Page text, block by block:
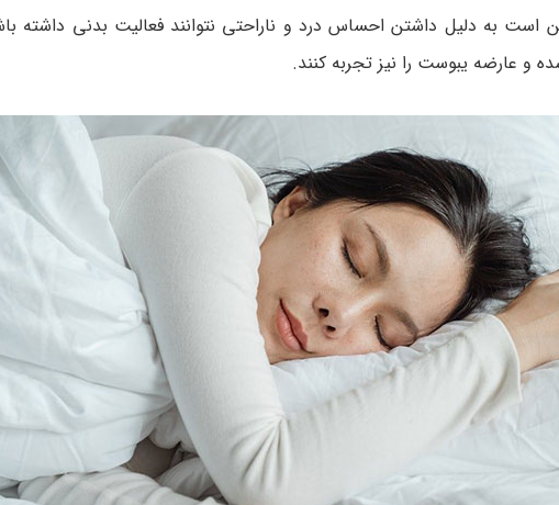
است به دلیل داشتن احساس درد و ناراحتی نتوانند فعالیت بدنی
و عارضه یبوست را نیز تجربه کنند.